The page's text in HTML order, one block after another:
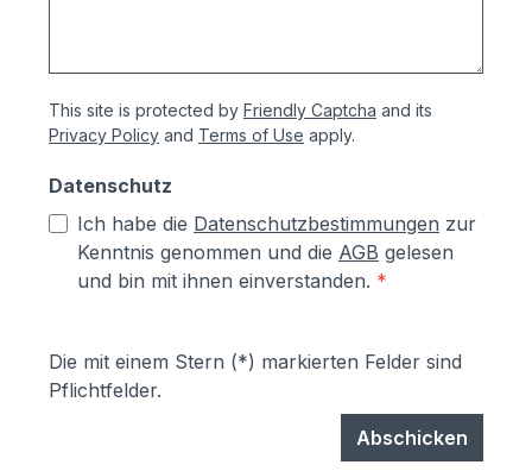
This site is protected by Friendly Captcha and its
Privacy Policy and Terms of Use apply.
Datenschutz
Ich habe die Datenschutzbestimmungen zur
Kenntnis genommen und die AGB gelesen
und bin mit ihnen einverstanden. *
Die mit einem Stern (*) markierten Felder sind
Pflichtfelder.
Abschicken